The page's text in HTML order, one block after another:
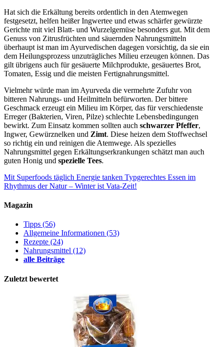
Hat sich die Erkältung bereits ordentlich in den Atemwegen
festgesetzt, helfen heißer Ingwertee und etwas schärfer gewürzte
Gerichte mit viel Blatt- und Wurzelgemüse besonders gut. Mit dem
Genuss von Zitrusfrüchten und säuernden Nahrungsmitteln
überhaupt ist man im Ayurvedischen dagegen vorsichtig, da sie ein
dem Heilungsprozess unzuträgliches Milieu erzeugen können. Das
gilt übrigens auch für gesäuerte Milchprodukte, gesäuertes Brot,
Tomaten, Essig und die meisten Fertignahrungsmittel.
Vielmehr würde man im Ayurveda die vermehrte Zufuhr von
bitteren Nahrungs- und Heilmitteln befürworten. Der bittere
Geschmack erzeugt ein Milieu im Körper, das für verschiedenste
Erreger (Bakterien, Viren, Pilze) schlechte Lebensbedingungen
bewirkt. Zum Einsatz kommen sollten auch schwarzer Pfeffer,
Ingwer, Gewürznelken und Zimt. Diese heizen dem Stoffwechsel
so richtig ein und reinigen die Atemwege. Als spezielles
Nahrungsmittel gegen Erkältungserkrankungen schätzt man auch
guten Honig und spezielle Tees.
Mit Superfoods täglich Energie tanken Typgerechtes Essen im
Rhythmus der Natur – Winter ist Vata-Zeit!
Magazin
Tipps (56)
Allgemeine Informationen (53)
Rezepte (24)
Nahrungsmittel (12)
alle Beiträge
Zuletzt bewertet